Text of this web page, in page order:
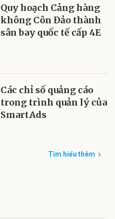
Quy hoạch Cảng hàng
không Côn Đảo thành
sân bay quốc tế cấp 4E
Các chỉ số quảng cáo
trong trình quản lý của
SmartAds
Tìm hiểu thêm